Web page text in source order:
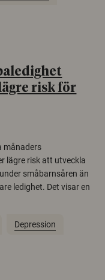
risk för
månaders
lägre risk att utveckla
småbarnsåren än
ledighet. Det visar en
Depression